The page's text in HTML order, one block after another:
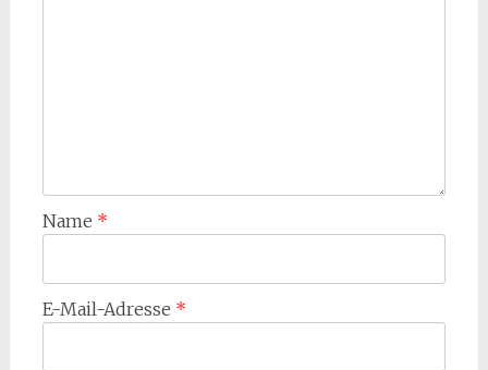
Name *
E-Mail-Adresse *